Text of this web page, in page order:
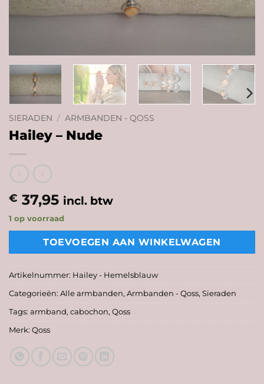
SIERADEN / ARMBANDEN - QOSS
Hailey – Nude
€ 37,95 incl. btw
1 op voorraad
TOEVOEGEN AAN WINKELWAGEN
Artikelnummer: Hailey - Hemelsblauw
Categorieën: Alle armbanden, Armbanden - Qoss, Sieraden
Tags: armband, cabochon, Qoss
Merk: Qoss